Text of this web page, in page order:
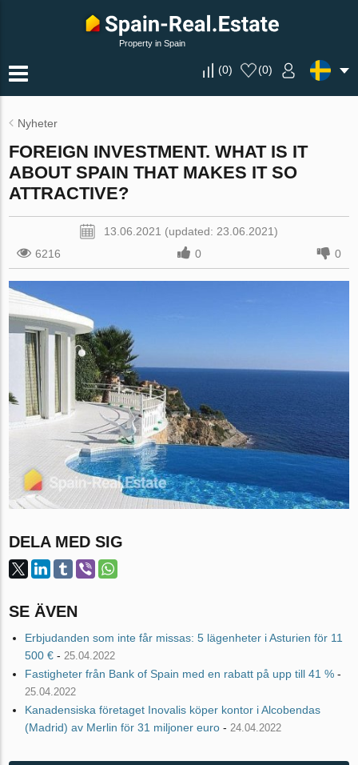
Property in Spain
(0) (0)
Nyheter
FOREIGN INVESTMENT. WHAT IS IT
ABOUT SPAIN THAT MAKES IT SO
ATTRACTIVE?
13.06.2021 (updated: 23.06.2021)
6216
0 0
DELA MED SIG
SE ÄVEN
Erbjudanden som inte får missas: 5 lägenheter i Asturien för 11
500 € - 25.04.2022
Fastigheter från Bank of Spain med en rabatt på upp till 41 % -
25.04.2022
Kanadensiska företaget Inovalis köper kontor i Alcobendas
(Madrid) av Merlin för 31 miljoner euro - 24.04.2022